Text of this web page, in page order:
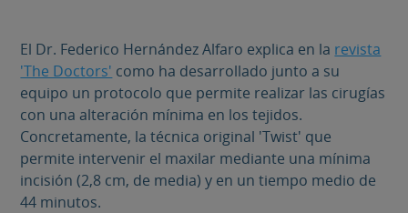
El Dr. Federico Hernández Alfaro explica en la revista
'The Doctors' como ha desarrollado junto a su
equipo un protocolo que permite realizar las cirugías
con una alteración mínima en los tejidos.
Concretamente, la técnica original 'Twist' que
permite intervenir el maxilar mediante una mínima
incisión (2,8 cm, de media) y en un tiempo medio de
44 minutos.